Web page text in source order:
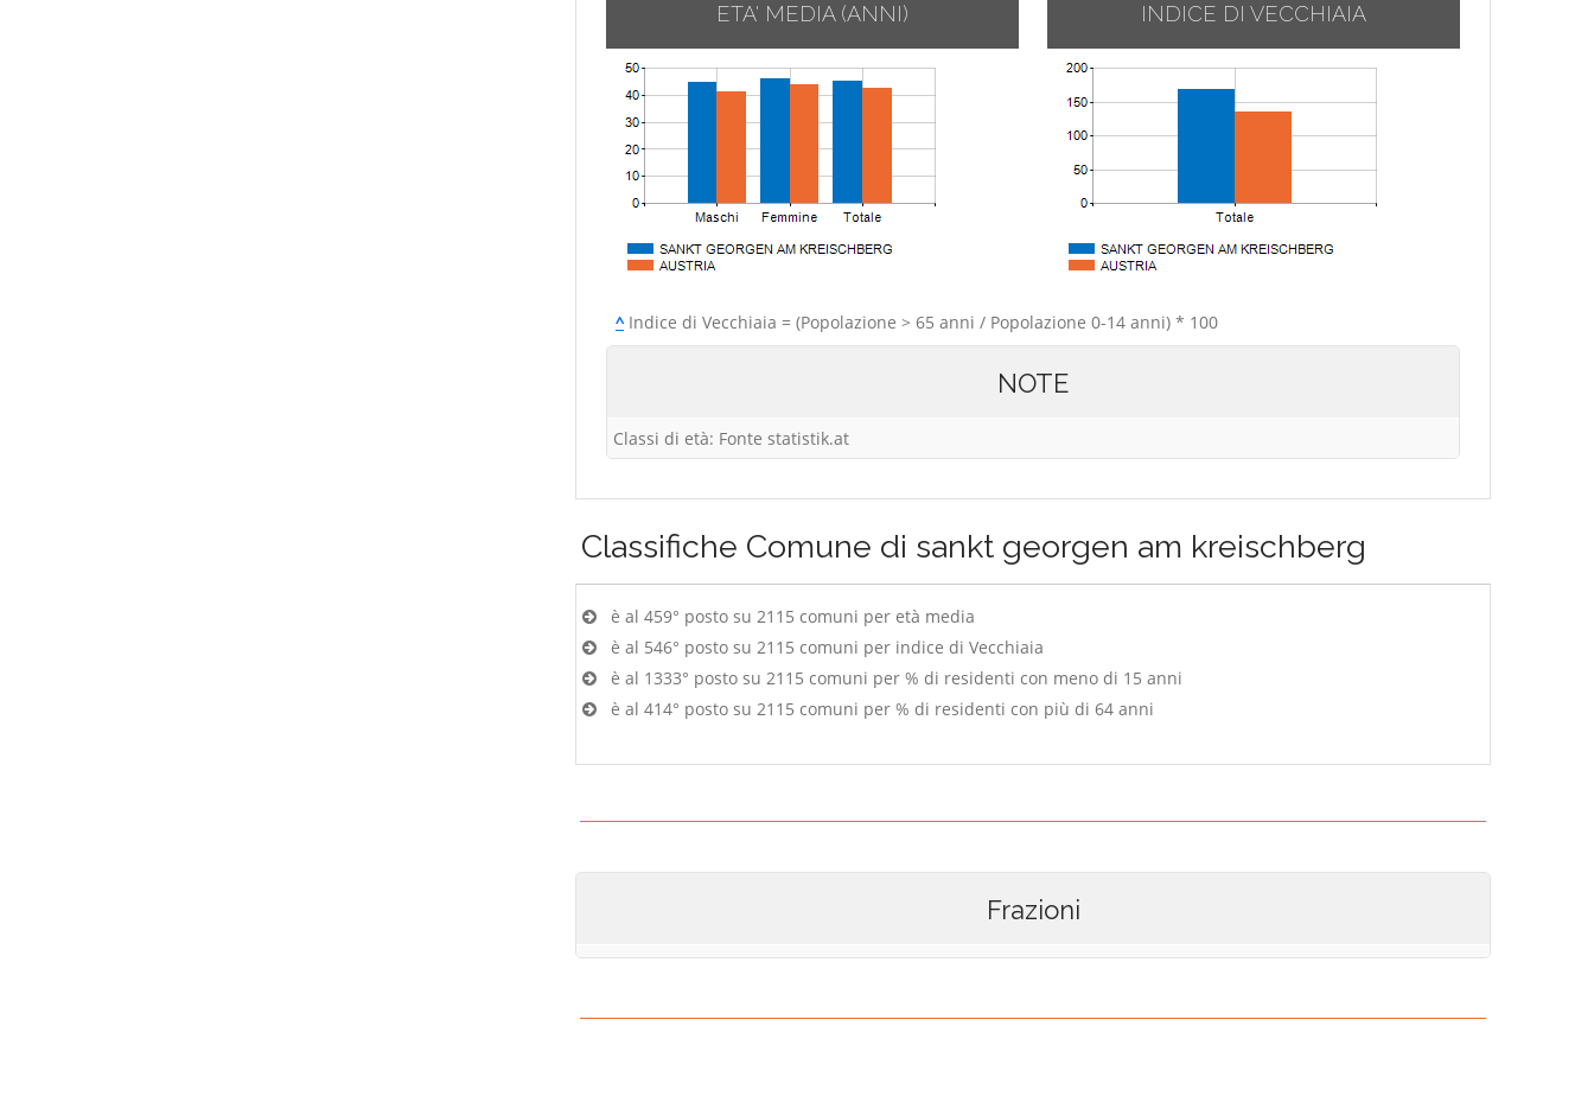
ETA' MEDIA (ANNI) INDICE DI VECCHIAIA
^Indice di Vecchiaia = (Popolazione > 65 anni / Popolazione 0-14 anni) * 100
NOTE
Classi di età: Fonte statistik.at
Classifiche Comune di sankt georgen am kreischberg
è al 459° posto su 2115 comuni per età media
è al 546° posto su 2115 comuni per indice di Vecchiaia
è al 1333° posto su 2115 comuni per % di residenti con meno di 15 anni
è al 414° posto su 2115 comuni per % di residenti con più di 64 anni
Frazioni